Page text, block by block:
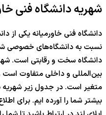
شهریه دانشگاه فنی
دانشگاه فنی خاورمیانه یکی از
نسبت به دانشگاه‌های خصوصی
دانشگاه سخت و رقابتی است.
بین‌المللی و داخلی متفاوت
متغیر است. در جدول زیر شهریه
بیشتر شما را آورده ایم. برای